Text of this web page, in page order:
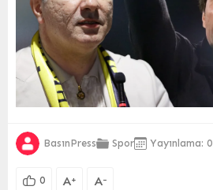
BasınPress Spor Yayınlama:
0 A+ A-